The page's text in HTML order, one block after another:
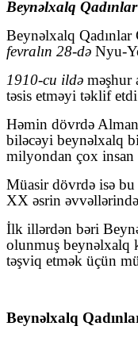
Beynəlxalq
Beynəlxalq
fevralın 28-də Nyu-
1910-cu ildə məşhur
təsis etməyi təklif
Həmin dövrdə
biləcəyi beynəlxalq
milyondan çox
Müasir dövrdə isə
XX əsrin əvvəllərində
İlk illərdən bəri
olunmuş beynəlxalq
təşviq etmək üçün
Beynəlxalq